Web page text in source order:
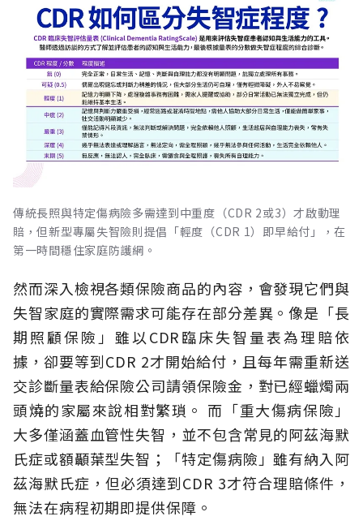
傳統長照與特定傷病險多需達到中重度（CDR 2或3）才啟動理
賠，但新型專屬失智險則提倡「輕度（CDR 1）即早給付」，在
第一時間穩住家庭防護網。
然而深入檢視各類保險商品的內容，會發現它們與
失智家庭的實際需求可能存在部分差異。像是「長
期照顧保險」雖以CDR臨床失智量表為理賠依
據，卻要等到CDR 2才開始給付，且每年需重新送
交診斷量表給保險公司請領保險金，對已經蠟燭兩
頭燒的家屬來說相對繁瑣。 而「重大傷病保險」
大多僅涵蓋血管性失智，並不包含常見的阿茲海默
氏症或額顳葉型失智；「特定傷病險」雖有納入阿
茲海默氏症，但必須達到CDR 3才符合理賠條件，
無法在病程初期即提供保障。